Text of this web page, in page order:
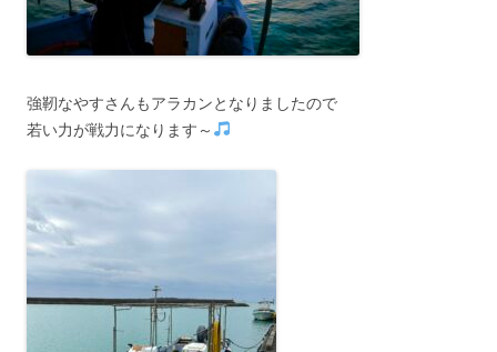
強靭なやすさんもアラカンとなりましたので
若い力が戦力になります～